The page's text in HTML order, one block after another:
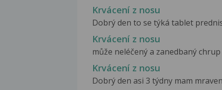
Krvácení z nosu
Dobrý den to se týká tablet
Krvácení z nosu
může neléčený a zanedbaný
Krvácení z nosu
Dobrý den asi 3 týdny mam